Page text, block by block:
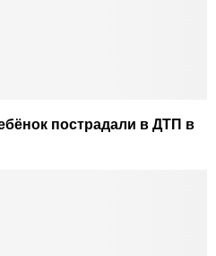
пострадали в ДТП в